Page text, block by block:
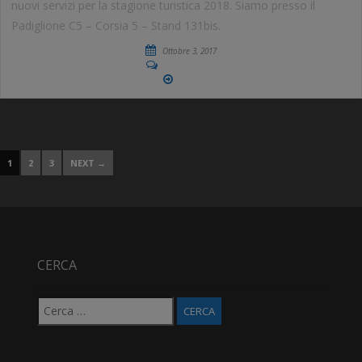
nuovi servizi per la stagione turistica 2018. Siamo presso il
Padiglione C5 – Corsia 5 – Stand 131bis.
Ottobre 3, 2017
1 2 3 NEXT →
CERCA
Ricerca
per: